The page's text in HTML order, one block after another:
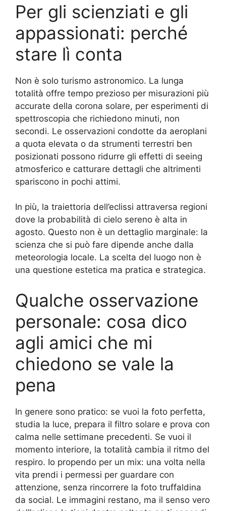
Per gli scienziati e gli
appassionati: perché
stare lì conta
Non è solo turismo astronomico. La lunga
totalità offre tempo prezioso per misurazioni più
accurate della corona solare, per esperimenti di
spettroscopia che richiedono minuti, non
secondi. Le osservazioni condotte da aeroplani
a quota elevata o da strumenti terrestri ben
posizionati possono ridurre gli effetti di seeing
atmosferico e catturare dettagli che altrimenti
spariscono in pochi attimi.
In più, la traiettoria dell’eclissi attraversa regioni
dove la probabilità di cielo sereno è alta in
agosto. Questo non è un dettaglio marginale: la
scienza che si può fare dipende anche dalla
meteorologia locale. La scelta del luogo non è
una questione estetica ma pratica e strategica.
Qualche osservazione
personale: cosa dico
agli amici che mi
chiedono se vale la
pena
In genere sono pratico: se vuoi la foto perfetta,
studia la luce, prepara il filtro solare e prova con
calma nelle settimane precedenti. Se vuoi il
momento interiore, la totalità cambia il ritmo del
respiro. Io propendo per un mix: una volta nella
vita prendi i permessi per guardare con
attenzione, senza rincorrere la foto truffaldina
da social. Le immagini restano, ma il senso vero